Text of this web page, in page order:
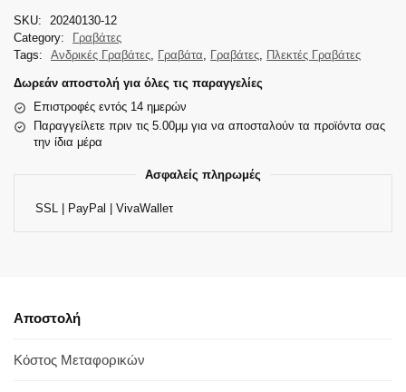
SKU:
20240130-12
Category:
Γραβάτες
Tags:
Ανδρικές Γραβάτες, Γραβάτα, Γραβάτες, Πλεκτές Γραβάτες
Δωρεάν αποστολή για όλες τις παραγγελίες
Επιστροφές εντός 14 ημερών
Παραγγείλετε πριν τις 5.00μμ για να αποσταλούν τα προϊόντα σας
την ίδια μέρα
Ασφαλείς πληρωμές
SSL | PayPal | VivaWalleτ
Αποστολή
Κόστος Μεταφορικών